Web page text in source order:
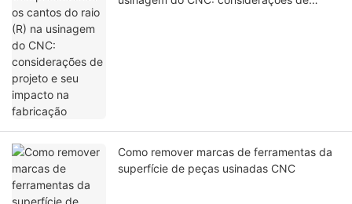
Como remover marcas de ferramentas da
superfície de peças usinadas CNC